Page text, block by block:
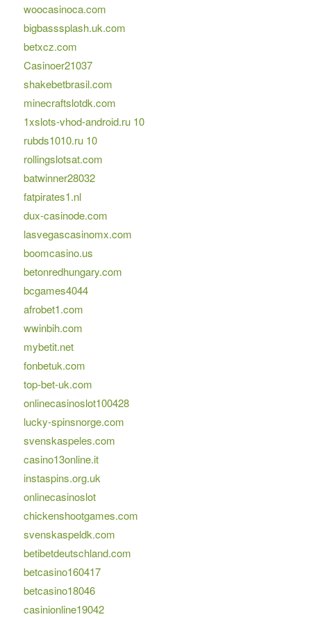
woocasinoca.com
bigbasssplash.uk.com
betxcz.com
Casinoer21037
shakebetbrasil.com
minecraftslotdk.com
1xslots-vhod-android.ru 10
rubds1010.ru 10
rollingslotsat.com
batwinner28032
fatpirates1.nl
dux-casinode.com
lasvegascasinomx.com
boomcasino.us
betonredhungary.com
bcgames4044
afrobet1.com
wwinbih.com
mybetit.net
fonbetuk.com
top-bet-uk.com
onlinecasinoslot100428
lucky-spinsnorge.com
svenskaspeles.com
casino13online.it
instaspins.org.uk
onlinecasinoslot
chickenshootgames.com
svenskaspeldk.com
betibetdeutschland.com
betcasino160417
betcasino18046
casinionline19042